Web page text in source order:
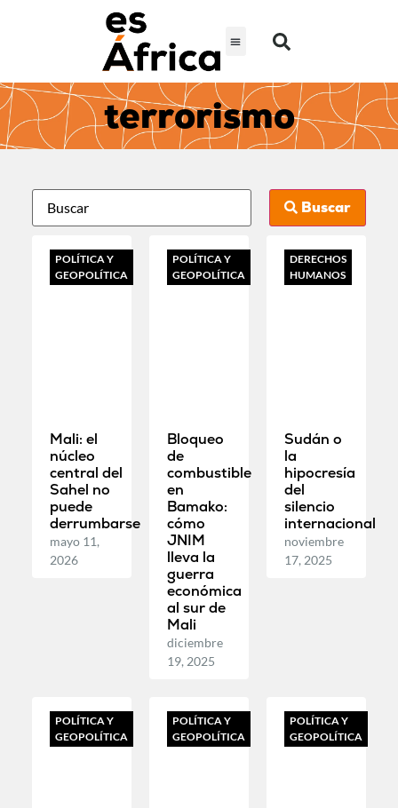
terrorismo
Buscar
POLÍTICA Y
GEOPOLÍTICA
Mali: el
núcleo
central del
Sahel no
puede
derrumbarse
mayo 11,
2026
POLÍTICA Y
GEOPOLÍTICA
Bloqueo
de
combustible
en
Bamako:
cómo
JNIM
lleva la
guerra
económica
al sur de
Mali
diciembre
19, 2025
DERECHOS
HUMANOS
Sudán o
la
hipocresía
del
silencio
internacional
noviembre
17, 2025
POLÍTICA Y
GEOPOLÍTICA
POLÍTICA Y
GEOPOLÍTICA
POLÍTICA Y
GEOPOLÍTICA